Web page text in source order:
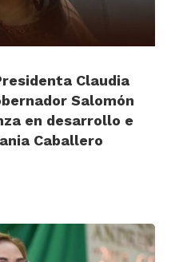
Claudia
Salomón
en desarrollo e
Caballero